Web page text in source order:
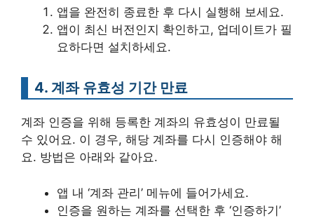
앱을 완전히 종료한 후 다시 실행해 보세요.
앱이 최신 버전인지 확인하고, 업데이트가 필
요하다면 설치하세요.
4. 계좌 유효성 기간 만료
계좌 인증을 위해 등록한 계좌의 유효성이 만료될
수 있어요. 이 경우, 해당 계좌를 다시 인증해야 해
요. 방법은 아래와 같아요.
앱 내 ‘계좌 관리’ 메뉴에 들어가세요.
인증을 원하는 계좌를 선택한 후 ‘인증하기’